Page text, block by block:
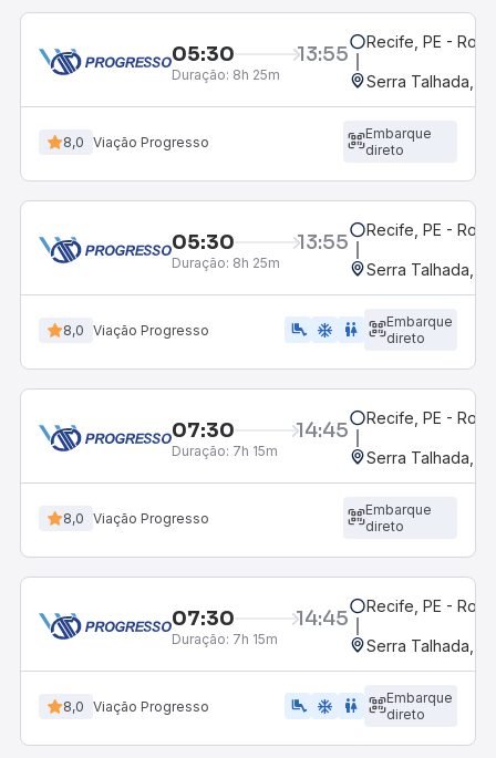
05:30 13:55
Duração: 8h 25m
Recife, PE -
Serra Talhada, PE
8,0 Viação Progresso
Embarque
direto
05:30 13:55
Duração: 8h 25m
Recife, PE -
Serra Talhada, PE
8,0 Viação Progresso airline_seat_legroom_extra ac_unit wc
Embarque
direto
07:30 14:45
Duração: 7h 15m
Recife, PE -
Serra Talhada, PE
8,0 Viação Progresso
Embarque
direto
07:30 14:45
Duração: 7h 15m
Recife, PE -
Serra Talhada, PE
8,0 Viação Progresso airline_seat_legroom_extra ac_unit wc
Embarque
direto